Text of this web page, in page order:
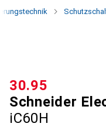
Schneider
iC60H
CHF
30.95